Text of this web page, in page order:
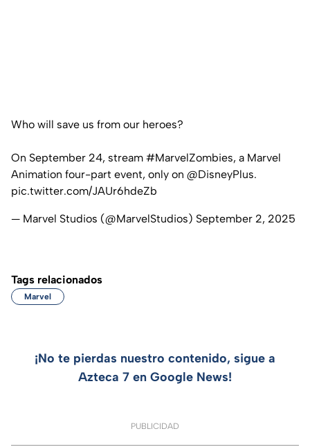
Who will save us from our heroes?
On September 24, stream #MarvelZombies, a Marvel
Animation four-part event, only on @DisneyPlus.
pic.twitter.com/JAUr6hdeZb
— Marvel Studios (@MarvelStudios) September 2, 2025
Tags relacionados
Marvel
¡No te pierdas nuestro contenido, sigue a
Azteca 7 en Google News!
PUBLICIDAD